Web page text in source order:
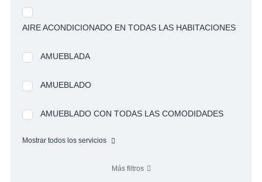
AIRE ACONDICIONADO EN TODAS LAS HABITACIONES
AMUEBLADA
AMUEBLADO
AMUEBLADO CON TODAS LAS COMODIDADES
Mostrar todos los servicios
Más filtros